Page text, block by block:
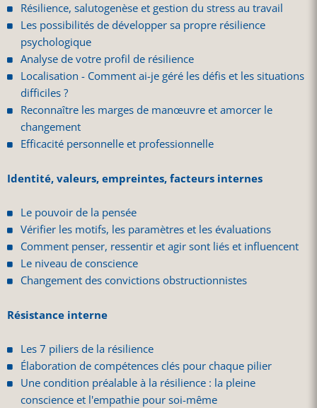
Résilience, salutogenèse et gestion du stress au travail
Les possibilités de développer sa propre résilience
psychologique
Analyse de votre profil de résilience
Localisation - Comment ai-je géré les défis et les situations
difficiles ?
Reconnaître les marges de manœuvre et amorcer le
changement
Efficacité personnelle et professionnelle
Identité, valeurs, empreintes, facteurs internes
Le pouvoir de la pensée
Vérifier les motifs, les paramètres et les évaluations
Comment penser, ressentir et agir sont liés et influencent
Le niveau de conscience
Changement des convictions obstructionnistes
Résistance interne
Les 7 piliers de la résilience
Élaboration de compétences clés pour chaque pilier
Une condition préalable à la résilience : la pleine
conscience et l'empathie pour soi-même